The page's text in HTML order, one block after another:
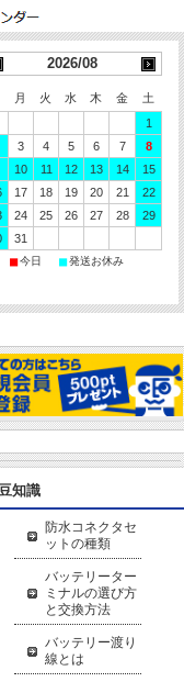
2026/08
月 火 水 木 金
土
1
3 4 5 6 7
8
10 11 12 13 14
15
17 18 19 20 21
22
24 25 26 27 28
29
31
■今日 ■発送お休み
豆知識
防水コネクタセ
ットの種類
バッテリーター
ミナルの選び方
と交換方法
バッテリー渡り
線とは